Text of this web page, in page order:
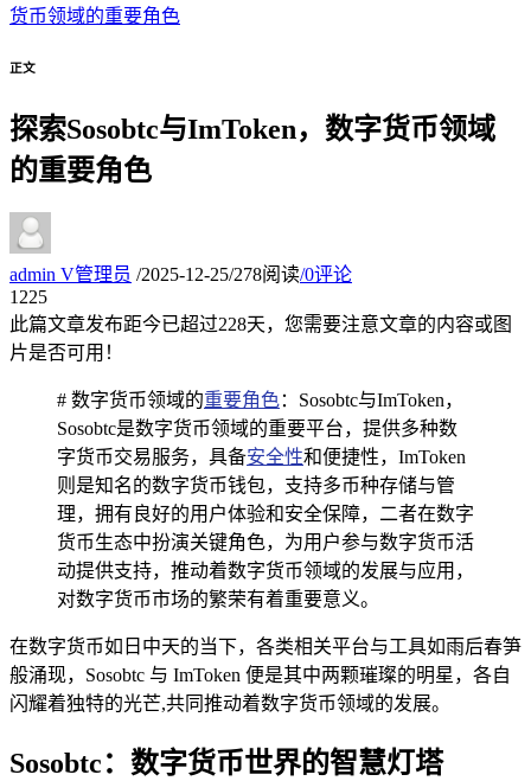
货币领域的重要角色
正文
探索Sosobtc与ImToken，数字货币领域
的重要角色
admin V管理员 /2025-12-25/278阅读/0评论
1225
此篇文章发布距今已超过228天，您需要注意文章的内容或图
片是否可用！
# 数字货币领域的重要角色：Sosobtc与ImToken，
Sosobtc是数字货币领域的重要平台，提供多种数
字货币交易服务，具备安全性和便捷性，ImToken
则是知名的数字货币钱包，支持多币种存储与管
理，拥有良好的用户体验和安全保障，二者在数字
货币生态中扮演关键角色，为用户参与数字货币活
动提供支持，推动着数字货币领域的发展与应用，
对数字货币市场的繁荣有着重要意义。
在数字货币如日中天的当下，各类相关平台与工具如雨后春笋
般涌现，Sosobtc 与 ImToken 便是其中两颗璀璨的明星，各自
闪耀着独特的光芒,共同推动着数字货币领域的发展。
Sosobtc：数字货币世界的智慧灯塔